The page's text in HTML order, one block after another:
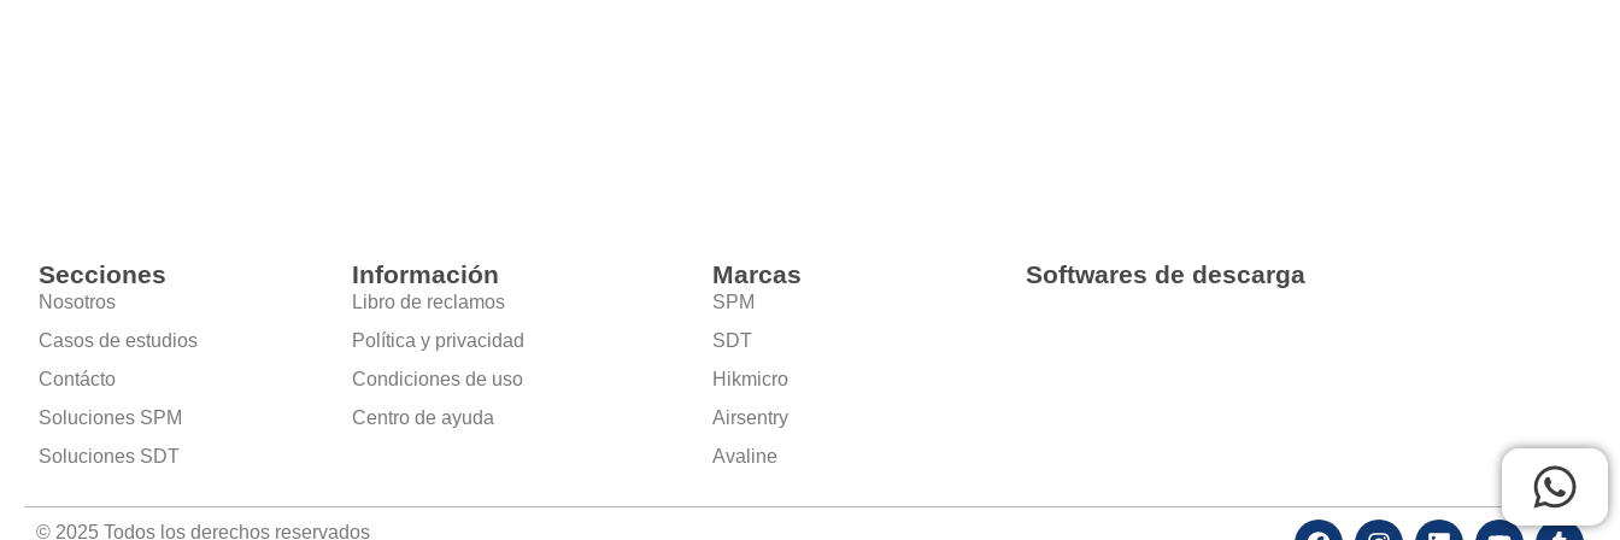
Secciones
Nosotros
Casos de estudios
Contácto
Soluciones SPM
Soluciones SDT
Información
Libro de reclamos
Política y privacidad
Condiciones de uso
Centro de ayuda
Marcas
SPM
SDT
Hikmicro
Airsentry
Avaline
Softwares de descarga
© 2025 Todos los derechos reservados